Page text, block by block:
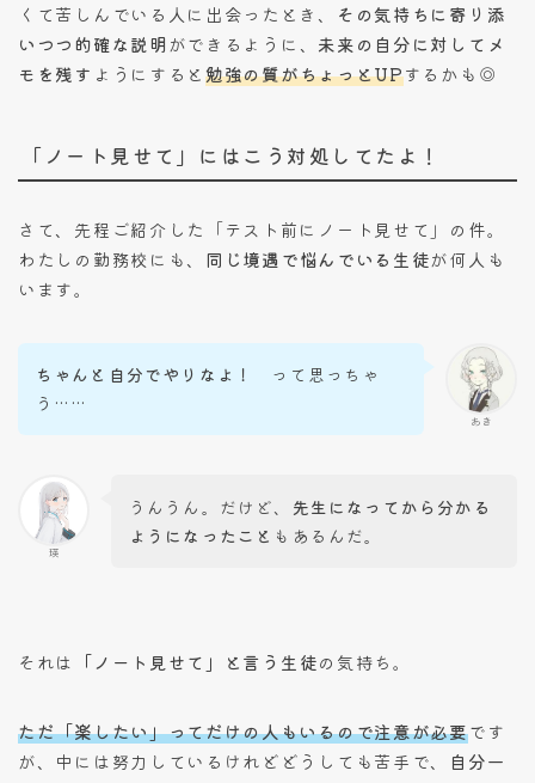
くて苦しんでいる人に出会ったとき、 その気持ちに寄り添
いつつ的確な説明ができるように、 未来の自分に対してメ
モを残す ようにすると勉強の質がちょっとUPするかも◎
「ノート見せて」にはこう対処してたよ！
さて、先程ご紹介した「テスト前にノート見せて」の件。
わたしの勤務校にも、 同じ境遇で悩んでいる生徒が何人も
います。
あき
ちゃんと自分でやりなよ！ って思っちゃ
う……
瑛
うんうん。だけど、 先生になってから分かる
ようになったこと もあるんだ。
それは 「ノート見せて」と言う生徒の気持ち。
ただ「楽したい」ってだけの人もいるので注意が必要です
が、中には努力しているけれどどうしても苦手で、
自分一